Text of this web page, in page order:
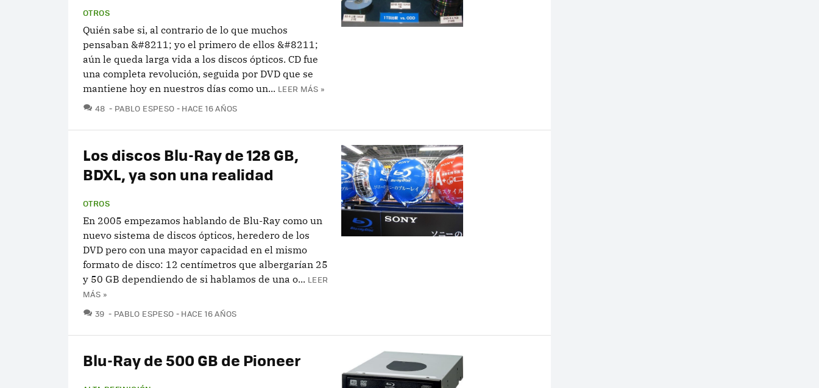
OTROS
Quién sabe si, al contrario de lo que muchos
pensaban &#8211; yo el primero de ellos &#8211;
aún le queda larga vida a los discos ópticos. CD fue
una completa revolución, seguida por DVD que se
mantiene hoy en nuestros días como un... LEER MÁS »
48 COMENTARIOS
PABLO ESPESO HACE 16 AÑOS
Los discos Blu-Ray de 128 GB,
BDXL, ya son una realidad
OTROS
En 2005 empezamos hablando de Blu-Ray como un
nuevo sistema de discos ópticos, heredero de los
DVD pero con una mayor capacidad en el mismo
formato de disco: 12 centímetros que albergarían 25
y 50 GB dependiendo de si hablamos de una o... LEER
MÁS »
39 COMENTARIOS
PABLO ESPESO HACE 16 AÑOS
Blu-Ray de 500 GB de Pioneer